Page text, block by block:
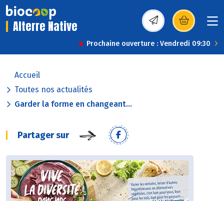
Alterre Native (s’ouvre dans une
Prochaine ouverture : Vendredi 09:30
Accueil
Toutes nos actualités
Garder la forme en changeant...
Partager sur